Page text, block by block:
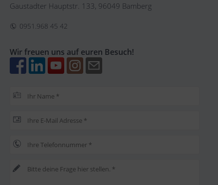
Gaustadter Hauptstr. 133, 96049 Bamberg
0951.968 45 42
Wir freuen uns auf euren Besuch!
Bitte lasse dieses Feld leer.
Bitte lasse dieses Feld leer.
Bitte lasse dieses Feld leer.